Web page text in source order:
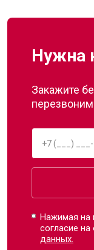
Нужна
Закажите
Нажимая на
согласие
данных.